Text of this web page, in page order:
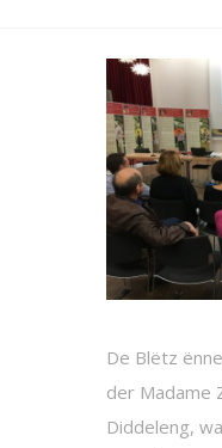
De Blëtz
der Madame
Diddeleng,